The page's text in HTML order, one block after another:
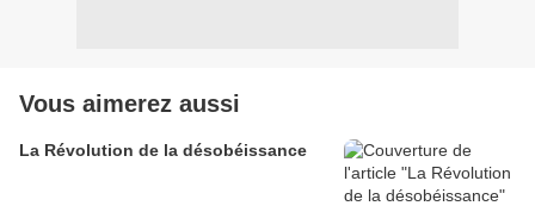
Vous aimerez aussi
La Révolution de la désobéissance